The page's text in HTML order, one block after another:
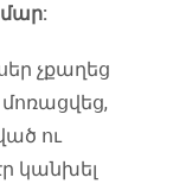
չքաղեց
ու
կանխել